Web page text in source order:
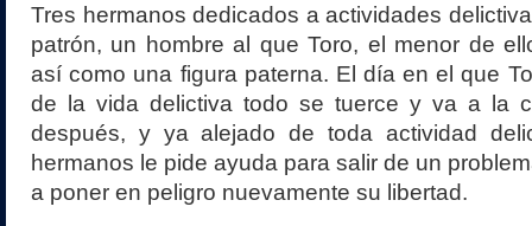
Tres hermanos dedicados a actividades
patrón, un hombre al que Toro, el menor de
así como una figura paterna. El día en el que
de la vida delictiva todo se tuerce y va a la
después, y ya alejado de toda actividad
hermanos le pide ayuda para salir de un
a poner en peligro nuevamente su libertad.